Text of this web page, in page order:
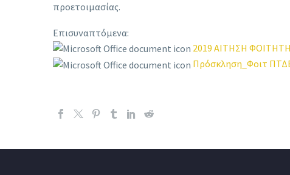
προετοιμασίας.
Επισυναπτόμενα:
2019 ΑΙΤΗΣΗ
Πρόσκληση_Φοιτ